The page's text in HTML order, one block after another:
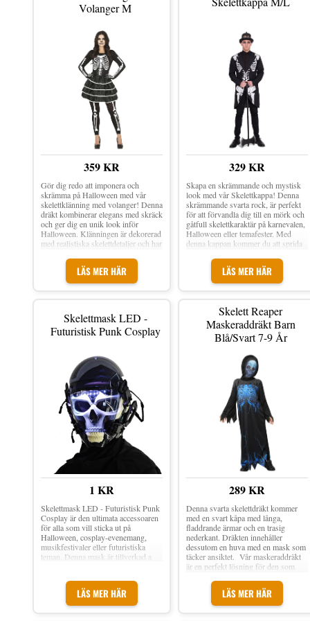
komplett outfit! Material: Polyester
Finns i storlek: Small, Medium,
Inkl. En känning och hölster Obs!
Hatt, strumpbyxor, pistol och skor
Volanger M
359 KR
LÄS MER HÄR
Gör dig redo att imponera och
skrämma på Halloween med vår
skelettklänning med volanger! Denna
dräkt kombinerar elegans med skräck
och ger dig en unik look inför
Halloween. Klänningen är dekorerad
med realistiska skelettdetaljer och har
vill vara festens stjärna med en
kreativ och skrämmande dräkt.
329 KR
LÄS MER HÄR
Skapa en skrämmande och mystisk
look med vår Skelettkappa! Denna
skrämmande svarta rock, är perfekt
för att förvandla dig till en mörk och
gåtfull skelettkaraktär på karnevalen,
Halloween eller temafester. Med
denna kappan kommer du att sprida
omkring som en skugga från de
döda. Den svarta färgen ger en aura
av mysterium och spänning.
Skelettmask LED -
Futuristisk Punk Cosplay
1 KR
LÄS MER HÄR
Skelettmask LED - Futuristisk Punk
Cosplay är den ultimata accessoaren
för alla som vill sticka ut på
Halloween, cosplay-evenemang,
musikfestivaler eller futuristiska
teman. Denna mask är tillverkad a
Skelett Reaper
Maskeraddräkt Barn
Blå/Svart 7-9 År
289 KR
LÄS MER HÄR
Denna svarta skelettdräkt kommer
med en svart kåpa med långa,
fladdrande ärmar och en trasig
nederkant. Dräkten innehåller
dessutom en huva med en mask som
täcker ansiktet. Vår maskeraddräkt
är en perfekt lösning för den som
till Halloween. Skelettdräkt, med
kåpa och huvudmask Med motiv av
elektrifierad version av ett skelett